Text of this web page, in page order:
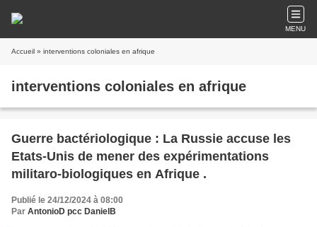
MENU
Accueil » interventions coloniales en afrique
interventions coloniales en afrique
Guerre bactériologique : La Russie accuse les
Etats-Unis de mener des expérimentations
militaro-biologiques en Afrique .
Publié le 24/12/2024 à 08:00
Par AntonioD pcc DanielB